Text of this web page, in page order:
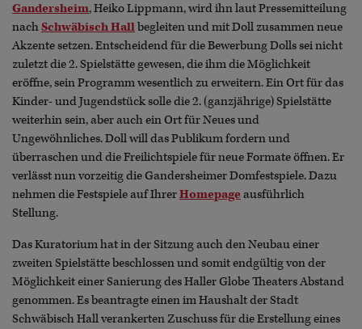
Gandersheim, Heiko Lippmann, wird ihn laut Pressemitteilung
nachSchwäbisch Hallbegleiten und mit Doll zusammen neue
Akzente setzen. Entscheidend für die Bewerbung Dolls sei nicht
zuletzt die 2. Spielstätte gewesen, die ihm die Möglichkeit
eröffne, sein Programm wesentlich zu erweitern. Ein Ort für das
Kinder- und Jugendstück solle die 2. (ganzjährige) Spielstätte
weiterhin sein, aber auch ein Ort für Neues und
Ungewöhnliches. Doll will das Publikum fordern und
überraschen und die Freilichtspiele für neue Formate öffnen. Er
verlässt nun vorzeitig die Gandersheimer Domfestspiele. Dazu
nehmen die Festspiele auf IhrerHomepageausführlich
Stellung.
Das Kuratorium hat in der Sitzung auch den Neubau einer
zweiten Spielstätte beschlossen und somit endgültig von der
Möglichkeit einer Sanierung des Haller Globe Theaters Abstand
genommen. Es beantragte einen im Haushalt der Stadt
Schwäbisch Hall verankerten Zuschuss für die Erstellung eines